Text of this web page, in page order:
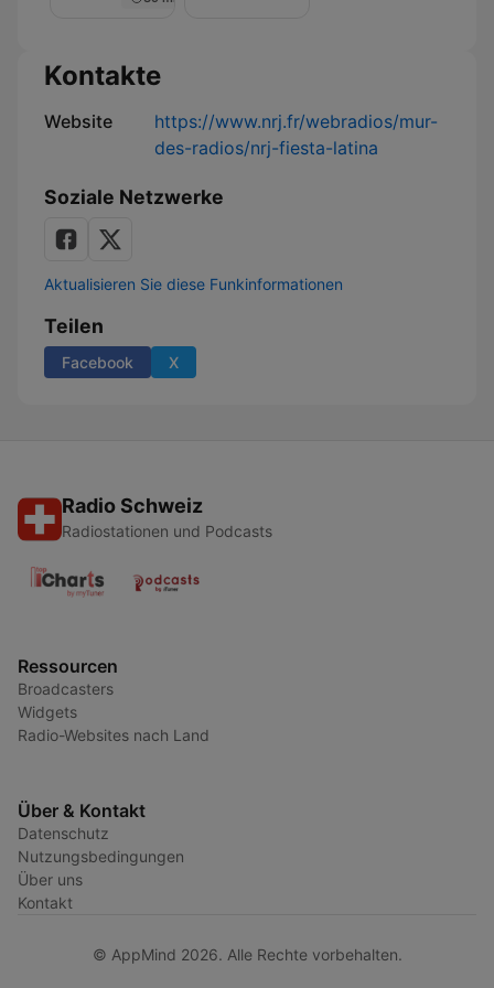
sur
NRJ
Kontakte
Website
https://www.nrj.fr/webradios/mur-
des-radios/nrj-fiesta-latina
Soziale Netzwerke
Aktualisieren Sie diese Funkinformationen
Teilen
Facebook X
Radio Schweiz
Radiostationen und Podcasts
Ressourcen
Broadcasters
Widgets
Radio-Websites nach Land
Über & Kontakt
Datenschutz
Nutzungsbedingungen
Über uns
Kontakt
© AppMind 2026. Alle Rechte vorbehalten.